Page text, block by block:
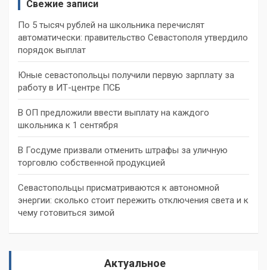
Свежие записи
По 5 тысяч рублей на школьника перечислят
автоматически: правительство Севастополя утвердило
порядок выплат
Юные севастопольцы получили первую зарплату за
работу в ИТ-центре ПСБ
В ОП предложили ввести выплату на каждого
школьника к 1 сентября
В Госдуме призвали отменить штрафы за уличную
торговлю собственной продукцией
Севастопольцы присматриваются к автономной
энергии: сколько стоит пережить отключения света и к
чему готовиться зимой
Актуальное